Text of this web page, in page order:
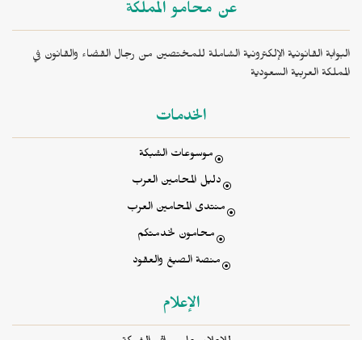
عن محامو المملكة
البوابة القانونية الإلكترونية الشاملة للمختصين من رجال القضاء والقانون في
المملكة العربية السعودية
الخدمات
موسوعات الشبكة
دليل المحامين العرب
منتدى المحامين العرب
محامون لخدمتكم
منصة الصيغ والعقود
الإعلام